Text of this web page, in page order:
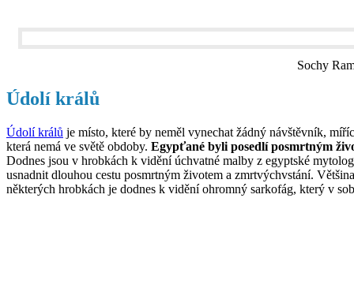
Sochy
Údolí králů
Údolí králů je místo, které by neměl vynechat žádný návštěvník,
která nemá ve světě obdoby. Egypťané byli posedlí posmrtným
Dodnes jsou v hrobkách k vidění úchvatné malby z egyptské
usnadnit dlouhou cestu posmrtným životem a zmrtvýchvstání.
některých hrobkách je dodnes k vidění ohromný sarkofág, který v